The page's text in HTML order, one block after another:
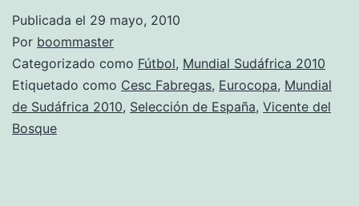
Publicada el 29 mayo, 2010
Por boommaster
Categorizado como Fútbol, Mundial Sudáfrica 2010
Etiquetado como Cesc Fabregas, Eurocopa, Mundial
de Sudáfrica 2010, Selección de España, Vicente del
Bosque